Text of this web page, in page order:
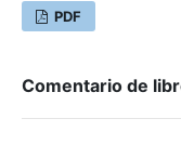
PDF
Comentario de